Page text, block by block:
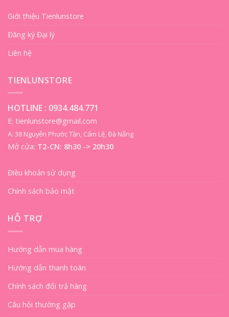
Giới thiệu Tienlunstore
Đăng ký Đại lý
Liên hệ
TIENLUNSTORE
HOTLINE : 0934.484.771
E: tienlunstore@gmail.com
A: 38 Nguyễn Phước Tần, Cẩm Lệ, Đà Nẵng
Mở cửa: T2-CN: 8h30 -> 20h30
Điều khoản sử dụng
Chính sách bảo mật
HỖ TRỢ
Hướng dẫn mua hàng
Hướng dẫn thanh toán
Chính sách đổi trả hàng
Câu hỏi thường gặp